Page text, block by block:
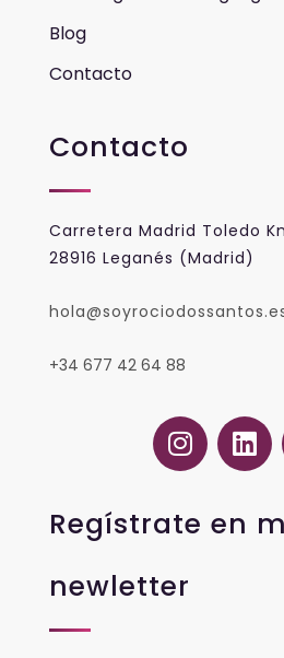
Blog
Contacto
Contacto
Carretera Madrid Toledo
28916 Leganés (Madrid)
+34 677 42 64 88
Regístrate en
newletter